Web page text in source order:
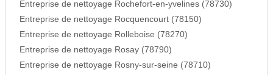
Entreprise de nettoyage Rochefort-en-yvelines (78730)
Entreprise de nettoyage Rocquencourt (78150)
Entreprise de nettoyage Rolleboise (78270)
Entreprise de nettoyage Rosay (78790)
Entreprise de nettoyage Rosny-sur-seine (78710)